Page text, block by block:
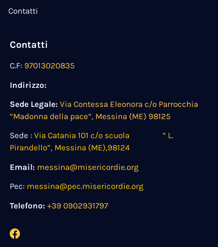
Contatti
Contatti
C.F: 97013020835
Indirizzo:
Sede Legale: Via Contessa Eleonora c/o Parrocchia
“Madonna della pace”, Messina (ME) 98125
Sede : Via Catania 101 c/o scuola ” L.
Pirandello”, Messina (ME),98124
Email: messina@misericordie.org
Pec: messina@pec.misericordie.org
Telefono: +39 0902931797